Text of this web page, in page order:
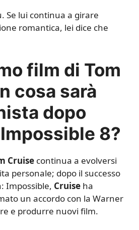
Se lui continua a girare
romantica, lei dice che
film di Tom
cosa sarà
dopo
8?
Cruise continua a evolversi
personale; dopo il successo
Impossible, Cruise ha
un accordo con la Warner
e produrre nuovi film.